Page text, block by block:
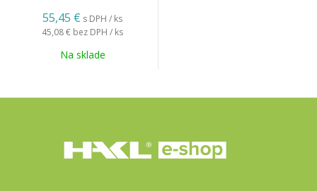
55,45 € s DPH / ks
45,08 € bez DPH / ks
Na sklade